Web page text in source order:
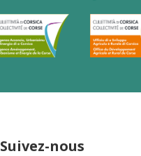
Suivez-nous